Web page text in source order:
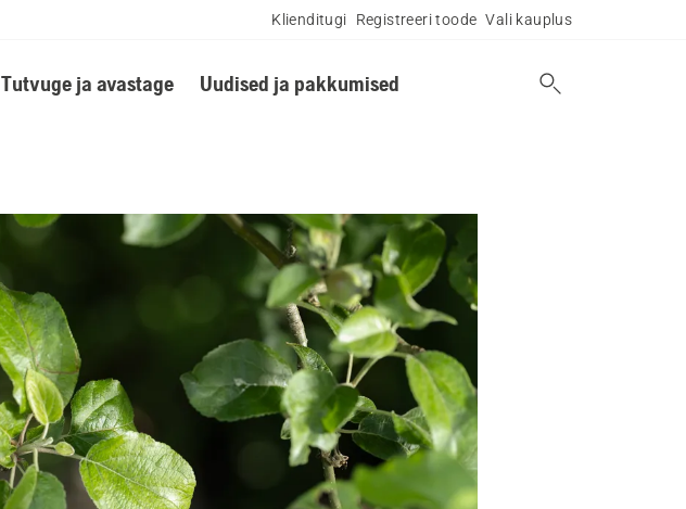
Klienditugi Registreeri toode Vali kauplus
Tutvuge ja avastage Uudised ja pakkumised